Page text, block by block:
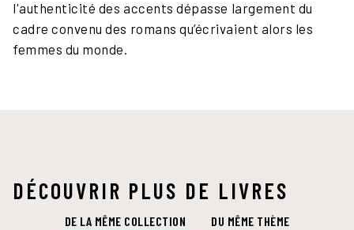
l'authenticité des accents dépasse largement du
cadre convenu des romans qu’écrivaient alors les
femmes du monde.
DÉCOUVRIR PLUS DE LIVRES
DE LA MÊME COLLECTION DU MÊME THÈME